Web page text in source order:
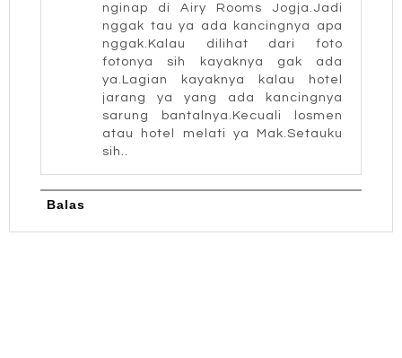
nginap di Airy Rooms Jogja.Jadi
nggak tau ya ada kancingnya apa
nggak.Kalau dilihat dari foto
fotonya sih kayaknya gak ada
ya.Lagian kayaknya kalau hotel
jarang ya yang ada kancingnya
sarung bantalnya.Kecuali losmen
atau hotel melati ya Mak.Setauku
sih..
Balas